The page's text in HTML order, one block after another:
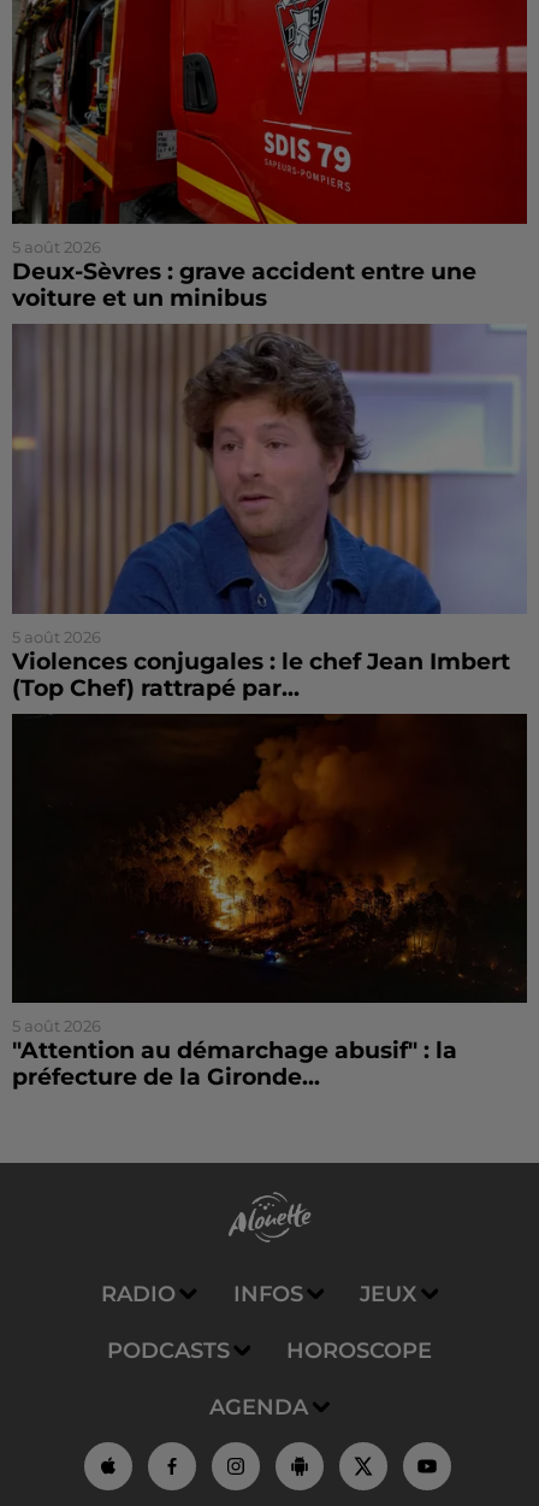
5 août 2026
Deux-Sèvres : grave accident entre une
voiture et un minibus
5 août 2026
Violences conjugales : le chef Jean Imbert
(Top Chef) rattrapé par...
5 août 2026
"Attention au démarchage abusif" : la
préfecture de la Gironde...
RADIO INFOS JEUX
PODCASTS HOROSCOPE
AGENDA